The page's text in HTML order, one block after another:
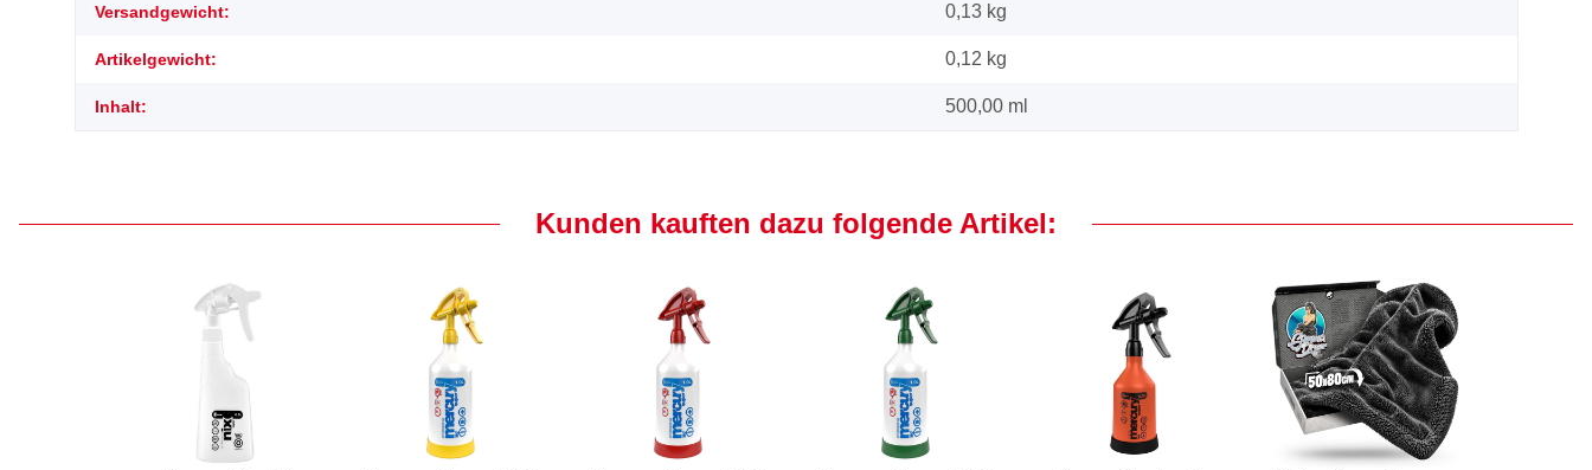
Versandgewicht: 0,13 kg
Artikelgewicht: 0,12 kg
Inhalt: 500,00 ml
Kunden kauften dazu folgende Artikel: